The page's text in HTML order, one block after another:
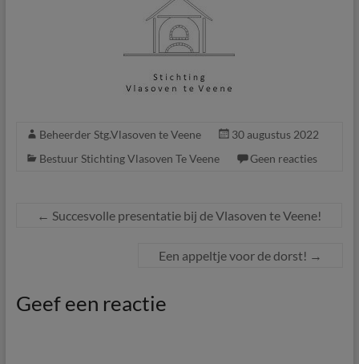
Beheerder Stg.Vlasoven te Veene
30 augustus 2022
Bestuur Stichting Vlasoven Te Veene
Geen reacties
← Succesvolle presentatie bij de Vlasoven te Veene!
Een appeltje voor de dorst! →
Geef een reactie